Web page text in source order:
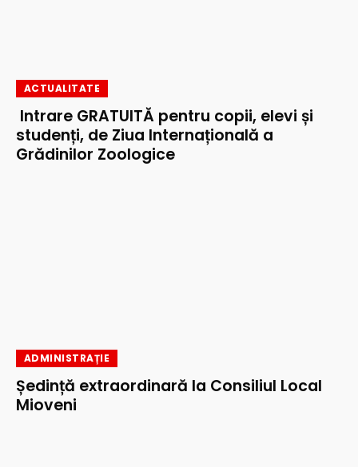
ACTUALITATE
Intrare GRATUITĂ pentru copii, elevi și
studenți, de Ziua Internațională a
Grădinilor Zoologice
ADMINISTRAȚIE
Ședință extraordinară la Consiliul Local
Mioveni